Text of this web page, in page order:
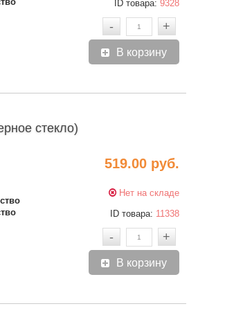
ID товара: 9328
- +
В корзину
стекло)
519.00 руб.
Нет на складе
ID товара: 11338
- +
В корзину